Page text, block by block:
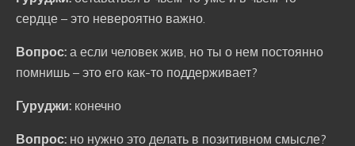
сердце – это невероятно важно.
Вопрос: а если человек жив, но ты о нем постоянно
помнишь – это его как-то поддерживает?
Гуруджи: конечно
Вопрос: но нужно это делать в позитивном смысле?